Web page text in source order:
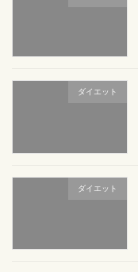
ダイエット
ダイエット